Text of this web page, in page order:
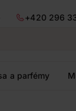
+420 296
a parfémy